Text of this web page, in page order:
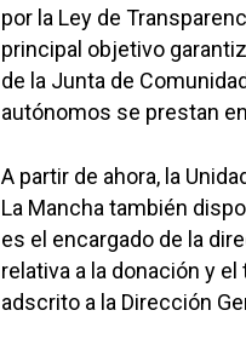
por la Ley de
principal objetivo
de la Junta de
autónomos se prestan
A partir de ahora, la
La Mancha también
es el encargado de la
relativa a la donación y
adscrito a la Dirección